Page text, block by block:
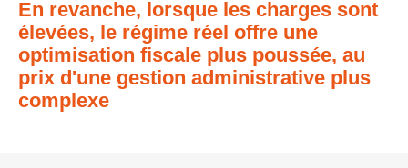
En revanche, lorsque les charges sont
élevées, le régime réel offre une
optimisation fiscale plus poussée, au
prix d'une gestion administrative plus
complexe